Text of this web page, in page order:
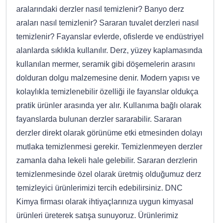
aralarındaki derzler nasıl temizlenir? Banyo derz
araları nasıl temizlenir? Sararan tuvalet derzleri nasıl
temizlenir? Fayanslar evlerde, ofislerde ve endüstriyel
alanlarda sıklıkla kullanılır. Derz, yüzey kaplamasında
kullanılan mermer, seramik gibi döşemelerin arasını
dolduran dolgu malzemesine denir. Modern yapısı ve
kolaylıkla temizlenebilir özelliği ile fayanslar oldukça
pratik ürünler arasında yer alır. Kullanıma bağlı olarak
fayanslarda bulunan derzler sararabilir. Sararan
derzler direkt olarak görünüme etki etmesinden dolayı
mutlaka temizlenmesi gerekir. Temizlenmeyen derzler
zamanla daha lekeli hale gelebilir. Sararan derzlerin
temizlenmesinde özel olarak üretmiş olduğumuz derz
temizleyici ürünlerimizi tercih edebilirsiniz. DNC
Kimya firması olarak ihtiyaçlarınıza uygun kimyasal
ürünleri üreterek satışa sunuyoruz. Ürünlerimiz